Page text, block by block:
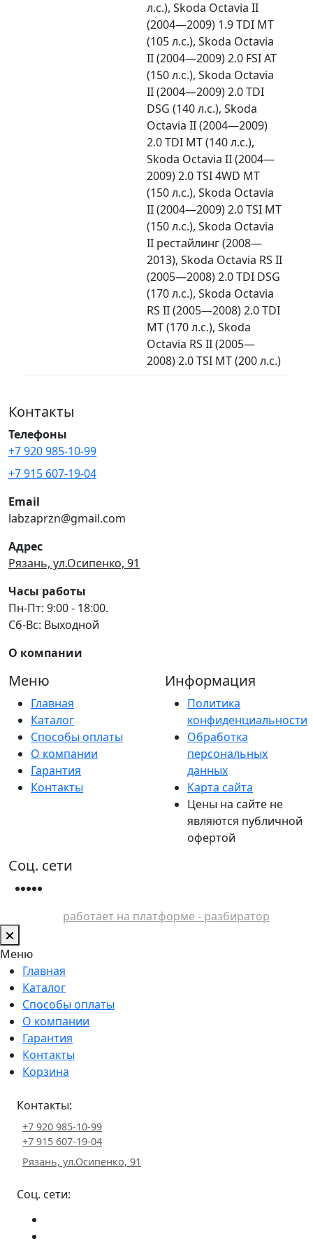
л.с.), Skoda Octavia II
(2004—2009) 1.9 TDI MT
(105 л.с.), Skoda Octavia
II (2004—2009) 2.0 FSI AT
(150 л.с.), Skoda Octavia
II (2004—2009) 2.0 TDI
DSG (140 л.с.), Skoda
Octavia II (2004—2009)
2.0 TDI MT (140 л.с.),
Skoda Octavia II (2004—
2009) 2.0 TSI 4WD MT
(150 л.с.), Skoda Octavia
II (2004—2009) 2.0 TSI MT
(150 л.с.), Skoda Octavia
II рестайлинг (2008—
2013), Skoda Octavia RS II
(2005—2008) 2.0 TDI DSG
(170 л.с.), Skoda Octavia
RS II (2005—2008) 2.0 TDI
MT (170 л.с.), Skoda
Octavia RS II (2005—
2008) 2.0 TSI MT (200 л.с.)
Контакты
Телефоны
+7 920 985-10-99
+7 915 607-19-04
Email
labzaprzn@gmail.com
Адрес
Рязань, ул.Осипенко, 91
Часы работы
Пн-Пт: 9:00 - 18:00.
Сб-Вс: Выходной
О компании
Меню
Главная
Каталог
Способы оплаты
О компании
Гарантия
Контакты
Информация
Политика
конфиденциальности
Обработка
персональных
данных
Карта сайта
Цены на сайте не
являются публичной
офертой
Соц. сети
работает на платформе - разбиратор
Меню
Главная
Каталог
Способы оплаты
О компании
Гарантия
Контакты
Корзина
Контакты:
+7 920 985-10-99
+7 915 607-19-04
Рязань, ул.Осипенко, 91
Соц. сети: